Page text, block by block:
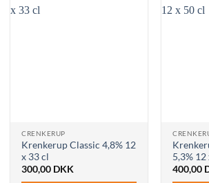
CRENKERUP
Krenkerup Classic 4,8% 12
x 33 cl
300,00 DKK
5,3% 12
400,00